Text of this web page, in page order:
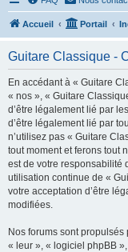
Accueil Portail
Guitare Classique -
En accédant à « Guitare
« nos », « Guitare
d’être légalement lié par
d’être légalement lié par
n’utilisez pas « Guitare
tout moment et ferons tout
est de votre responsabilité
utilisation continue de «
votre acceptation d’être
modifiées.
Nos forums sont
« leur », « logiciel phpBB